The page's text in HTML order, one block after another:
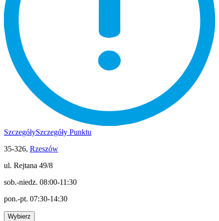
SzczegółySzczegóły Punktu
35-326, Rzeszów
ul. Rejtana 49/8
sob.-niedz. 08:00-11:30
pon.-pt. 07:30-14:30
Wybierz